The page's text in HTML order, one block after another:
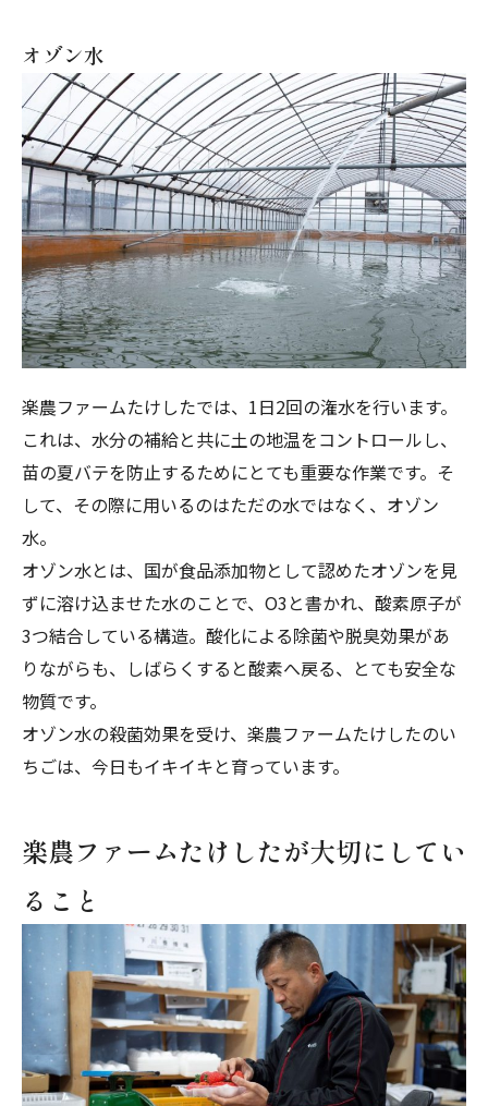
オゾン水
楽農ファームたけしたでは、1日2回の潅水を行います。
これは、水分の補給と共に土の地温をコントロールし、
苗の夏バテを防止するためにとても重要な作業です。そ
して、その際に用いるのはただの水ではなく、オゾン
水。
オゾン水とは、国が食品添加物として認めたオゾンを見
ずに溶け込ませた水のことで、O3と書かれ、酸素原子が
3つ結合している構造。 酸化による除菌や脱臭効果があ
りながらも、しばらくすると酸素へ戻る、とても安全な
物質です。
オゾン水の殺菌効果を受け、楽農ファームたけしたのい
ちごは、今日もイキイキと育っています。
楽農ファームたけしたが大切にしてい
ること